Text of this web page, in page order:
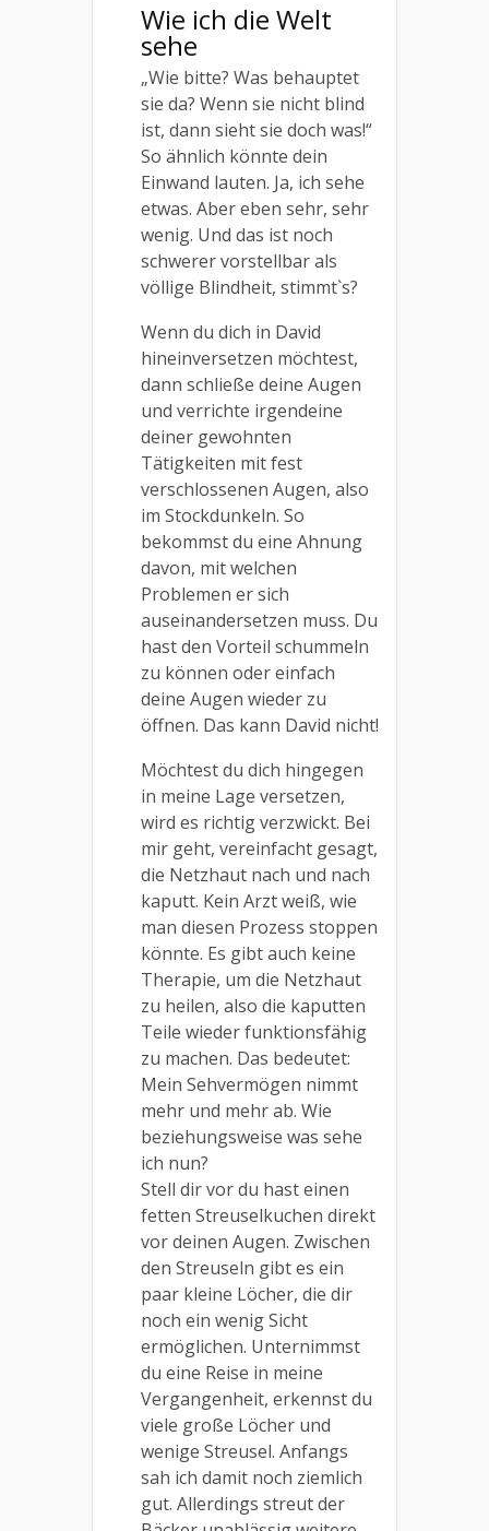
Wie ich die Welt
sehe
„Wie bitte? Was behauptet
sie da? Wenn sie nicht blind
ist, dann sieht sie doch was!“
So ähnlich könnte dein
Einwand lauten. Ja, ich sehe
etwas. Aber eben sehr, sehr
wenig. Und das ist noch
schwerer vorstellbar als
völlige Blindheit, stimmt`s?
Wenn du dich in David
hineinversetzen möchtest,
dann schließe deine Augen
und verrichte irgendeine
deiner gewohnten
Tätigkeiten mit fest
verschlossenen Augen, also
im Stockdunkeln. So
bekommst du eine Ahnung
davon, mit welchen
Problemen er sich
auseinandersetzen muss. Du
hast den Vorteil schummeln
zu können oder einfach
deine Augen wieder zu
öffnen. Das kann David nicht!
Möchtest du dich hingegen
in meine Lage versetzen,
wird es richtig verzwickt. Bei
mir geht, vereinfacht gesagt,
die Netzhaut nach und nach
kaputt. Kein Arzt weiß, wie
man diesen Prozess stoppen
könnte. Es gibt auch keine
Therapie, um die Netzhaut
zu heilen, also die kaputten
Teile wieder funktionsfähig
zu machen. Das bedeutet:
Mein Sehvermögen nimmt
mehr und mehr ab. Wie
beziehungsweise was sehe
ich nun?
Stell dir vor du hast einen
fetten Streuselkuchen direkt
vor deinen Augen. Zwischen
den Streuseln gibt es ein
paar kleine Löcher, die dir
noch ein wenig Sicht
ermöglichen. Unternimmst
du eine Reise in meine
Vergangenheit, erkennst du
viele große Löcher und
wenige Streusel. Anfangs
sah ich damit noch ziemlich
gut. Allerdings streut der